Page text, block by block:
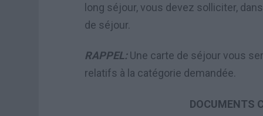
long séjour, vous devez solliciter,
de séjour.
RAPPEL:Une carte de séjour vous
relatifs à la catégorie demandée.
DOCUMENTS